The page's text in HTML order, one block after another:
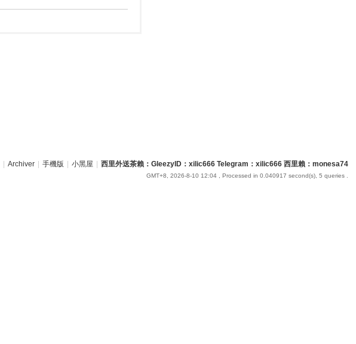
Archiver 手機版 小黑屋 西里外送茶賴：GleezyID：xilic666 Telegram：xilic666 西里賴：monesa74
GMT+8, 2026-8-10 12:04, Processed in 0.040917 second(s), 5 queries .